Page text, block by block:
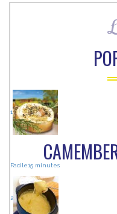
1
Facile15 minutes
2